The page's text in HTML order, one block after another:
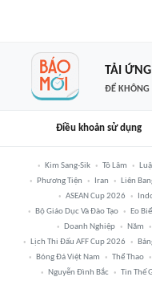
TẢI
ĐỂ KHÔNG
Điều khoản sử dụng
Kim Sang-Sik Tô Lâm
Phương Tiện
Iran Liên
ASEAN Cup 2026
Bộ Giáo Dục Và Đào Tạo
Eo
Doanh Nghiệp
Năm
Lịch Thi Đấu AFF Cup 2026
Bóng Đá Việt Nam
Thể Thao
Nguyễn Đình Bắc
Tin Thế